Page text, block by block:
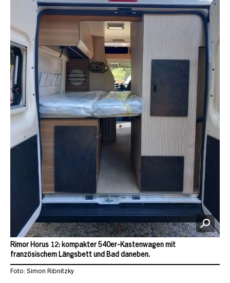
Rimor Horus 12: kompakter 540er-Kastenwagen mit
französischem Längsbett und Bad daneben.
Foto: Simon Ribnitzky